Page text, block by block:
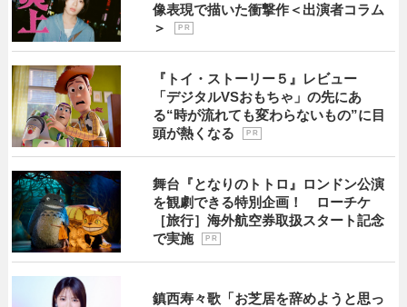
像表現で描いた衝撃作＜出演者コラム
＞
P R
『トイ・ストーリー５』レビュー
「デジタルVSおもちゃ」の先にあ
る“時が流れても変わらないもの”に目
頭が熱くなる
P R
舞台『となりのトトロ』ロンドン公演
を観劇できる特別企画！ ローチケ
［旅行］海外航空券取扱スタート記念
で実施
P R
鎮西寿々歌「お芝居を辞めようと思っ